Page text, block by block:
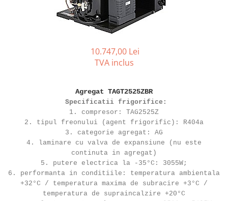
REZISTENTE DIGIVRARE
REZISTENTE SILICONICE
Ventilatoare turbina
VENTILATOARE AXIALE
Compresoare Cubigel R134a
Compresoare Cubigel R404a
VAPORIZATOARE LU-VE
10.747,00 Lei
TVA inclus
Agregat TAGT2525ZBR
Specificatii frigorifice:
1. compresor: TAG2525Z
2. tipul freonului (agent frigorific): R404a
3. categorie agregat: AG
4. laminare cu valva de expansiune (nu este
continuta in agregat)
5. putere electrica la -35°C: 3055W;
6. performanta in conditiile: temperatura ambientala
+32°C / temperatura maxima de subracire +3°C /
temperatura de supraincalzire +20°C